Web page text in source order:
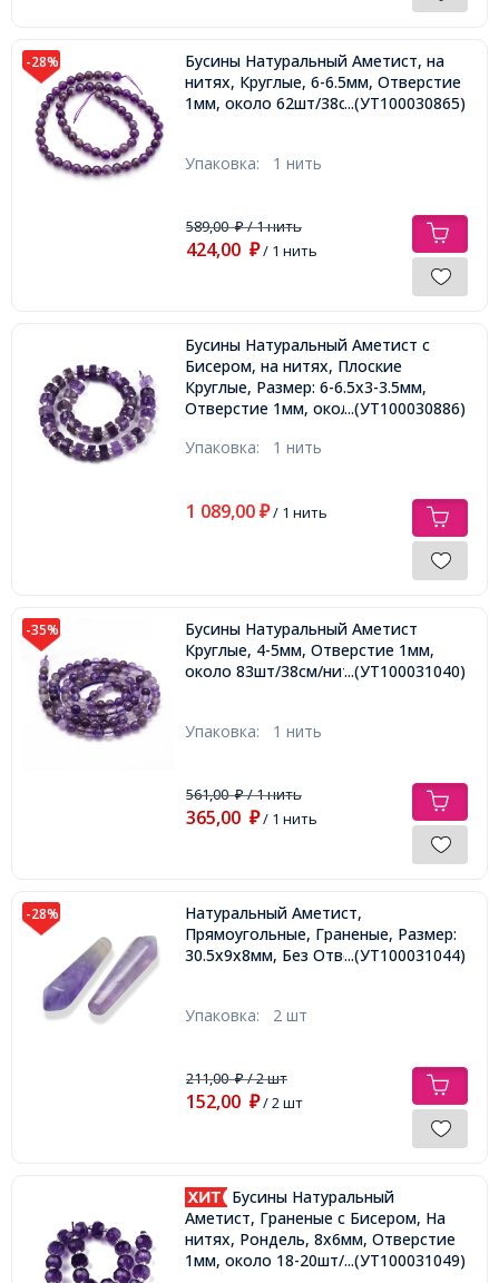
-28%
Бусины Натуральный Аметист, на
нитях, Круглые, 6-6.5мм, Отверстие
1мм, около 62шт/38см/нить,...(УТ100030865)
Упаковка: 1 нить
589,00₽/ 1 нить
424,00 ₽/ 1 нить
Бусины Натуральный Аметист с
Бисером, на нитях, Плоские
Круглые, Размер: 6-6.5х3-3.5мм,
Отверстие 1мм, около 35шт/18см/
...(УТ100030886)
Упаковка: 1 нить
1 089,00 ₽/ 1 нить
-35%
Бусины Натуральный Аметист
Круглые, 4-5мм, Отверстие 1мм,
около 83шт/38см/нить,...(УТ100031040)
Упаковка: 1 нить
561,00₽/ 1 нить
365,00 ₽/ 1 нить
-28%
Натуральный Аметист,
Прямоугольные, Граненые, Размер:
30.5х9х8мм, Без Отверстия,...(УТ100031044)
Упаковка: 2 шт
211,00₽/ 2 шт
152,00 ₽/ 2 шт
Бусины Натуральный
Аметист, Граненые с Бисером, На
нитях, Рондель, 8х6мм, Отверстие
1мм, около 18-20шт/17см/нить,
...(УТ100031049)